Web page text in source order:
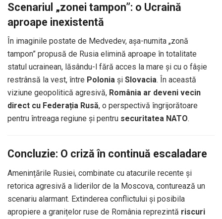
Scenariul „zonei tampon”: o Ucraină
aproape inexistentă
În imaginile postate de Medvedev, așa-numita „zonă
tampon” propusă de Rusia elimină aproape în totalitate
statul ucrainean, lăsându-l fără acces la mare și cu o fâșie
restrânsă la vest, între Polonia și Slovacia. În această
viziune geopolitică agresivă, România ar deveni vecin
direct cu Federația Rusă, o perspectivă îngrijorătoare
pentru întreaga regiune și pentru securitatea NATO.
Concluzie: O criză în continuă escaladare
Amenințările Rusiei, combinate cu atacurile recente și
retorica agresivă a liderilor de la Moscova, conturează un
scenariu alarmant. Extinderea conflictului și posibila
apropiere a granițelor ruse de România reprezintă riscuri